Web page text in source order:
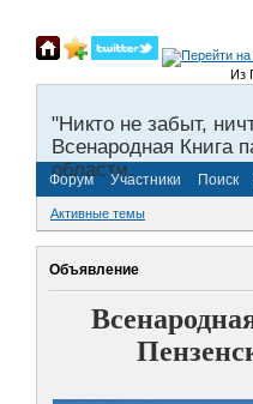
Из
"Никто не забыт,
Всенародная Книга
области.
Форум Участники Поиск
Активные темы
Объявление